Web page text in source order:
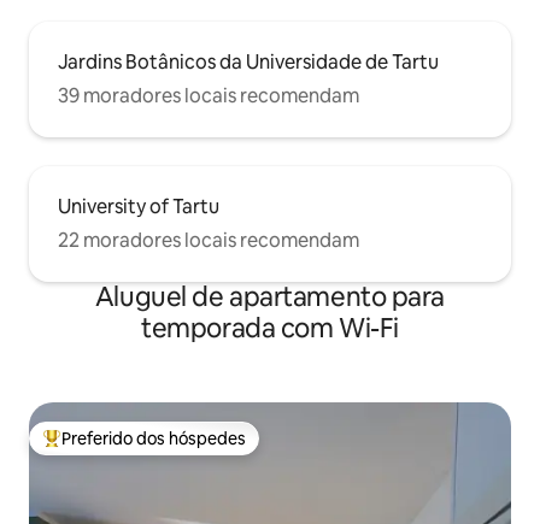
Jardins Botânicos da Universidade de Tartu
39 moradores locais recomendam
University of Tartu
22 moradores locais recomendam
Aluguel de apartamento para
temporada com Wi-Fi
Entre os melhores preferidos dos hóspedes
Preferido dos hóspedes